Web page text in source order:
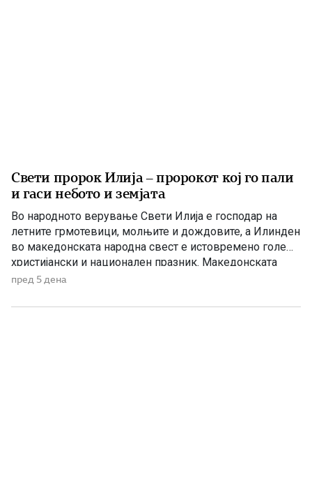
Свети пророк Илија – пророкот кој го пали
и гаси небото и земјата
Во народното верување Свети Илија е господар на
летните грмотевици, молњите и дождовите, а Илинден
во македонската народна свест е истовремено голем
христијански и национален празник. Македонската
православна црква – Охридска архиепископија на 2
празнува Светиот пророк Илија – Илинден. Свети
пред 5 дена